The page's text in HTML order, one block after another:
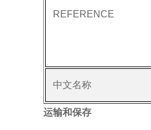
REFERENCE
中文名称
运输和保存